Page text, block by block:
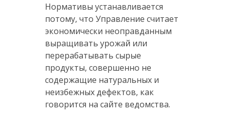
Нормативы устанавливается
потому, что Управление считает
экономически неоправданным
выращивать урожай или
перерабатывать сырые
продукты, совершенно не
содержащие натуральных и
неизбежных дефектов, как
говорится на сайте ведомства.